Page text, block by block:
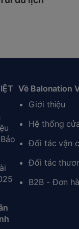
Về Balonation
Giới thiệu
Hệ thống
Đối tác vận
Đối tác
B2B - Đơn